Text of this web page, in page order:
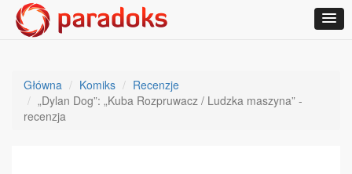
Główna Komiks
Recenzje
„Dylan Dog”: „Kuba Rozpruwacz / Ludzka maszyna” -
recenzja